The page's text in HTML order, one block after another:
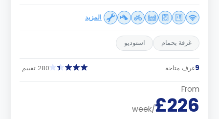
المزيد
غرفة بحمام استوديو
9غرف متاحة 280 تقييم
From
£226
/week